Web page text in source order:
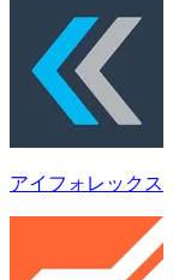
アイフォレックス